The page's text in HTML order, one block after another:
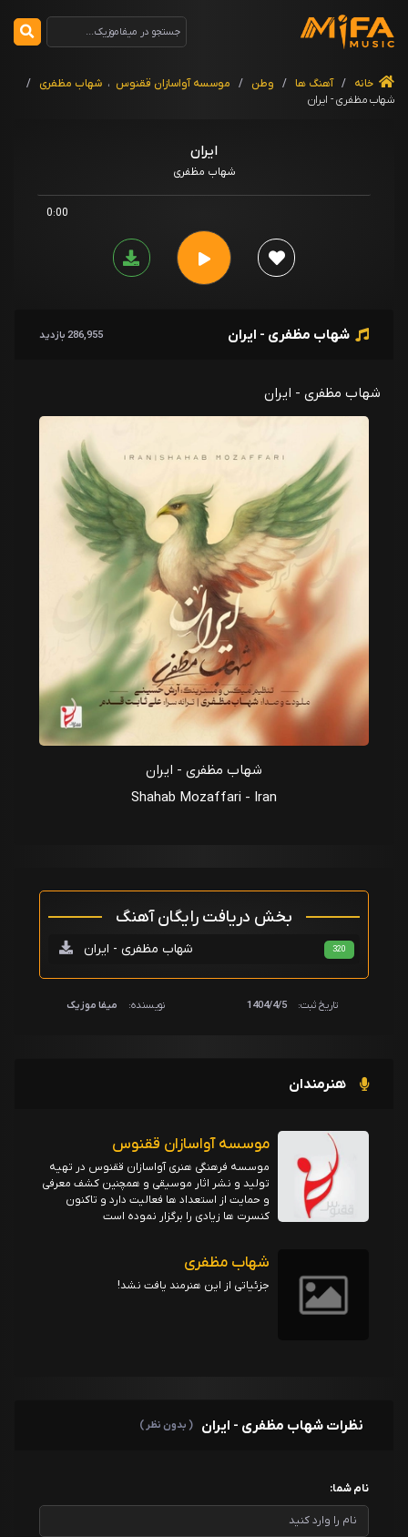
خانه / آهنگ ها / وطن / موسسه آواسازان ققنوس ، شهاب مظفری
/
شهاب مظفری - ایران
ایران
شهاب مظفری
0:00
شهاب مظفری - ایران 286,955 بازدید
شهاب مظفری - ایران
شهاب مظفری - ایران
Shahab Mozaffari - Iran
بخش دریافت رایگان آهنگ
شهاب مظفری - ایران 320
تاریخ ثبت: 1404/4/5 نویسنده: میفا موزیک
هنرمندان
موسسه آواسازان ققنوس
موسسه فرهنگی هنری آواسازان ققنوس در تهیه
تولید و نشر اثار موسیقی و همچنین کشف معرفی
و حمایت از استعداد ها فعالیت دارد و تاکنون
کنسرت ها زیادی را برگزار نموده است
شهاب مظفری
جزئیاتی از این هنرمند یافت نشد!
نظرات شهاب مظفری - ایران ( بدون نظر )
نام شما: